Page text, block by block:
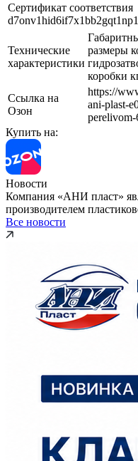
Сертификат соответствия
Технические
характеристики
размеры
коробки
Ссылка на
Озон
https://
ani-plast-
Купить на:
Новости
Компания «АНИ пласт»
производителем
Все новости